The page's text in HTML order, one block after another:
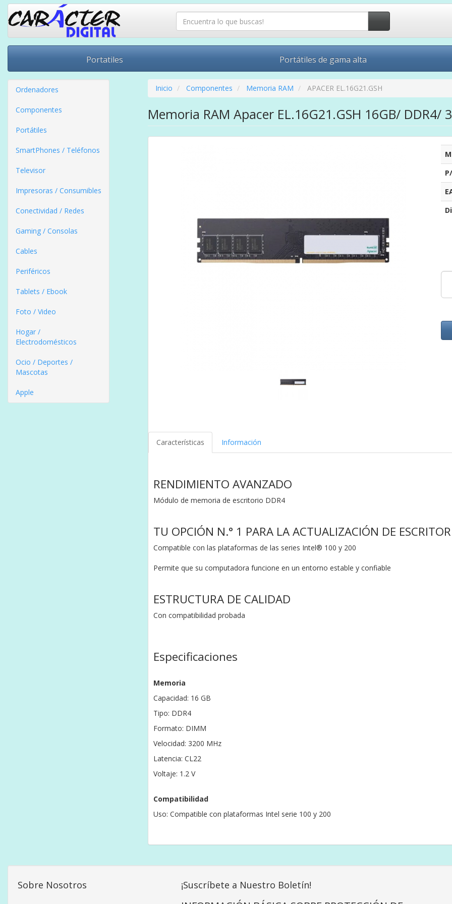
Portatiles Portátiles de gama alta
Ordenadores
Componentes
Portátiles
SmartPhones / Teléfonos
Televisor
Impresoras / Consumibles
Conectividad / Redes
Gaming / Consolas
Cables
Periféricos
Tablets / Ebook
Foto / Video
Hogar /
Electrodomésticos
Ocio / Deportes /
Mascotas
Apple
Inicio Componentes Memoria RAM APACER EL.16G21.GSH
Memoria RAM Apacer EL.16G21.GSH 16GB/ DDR4/
Características Información
RENDIMIENTO AVANZADO
Módulo de memoria de escritorio DDR4
TU OPCIÓN N.° 1 PARA LA ACTUALIZACIÓN DE
Compatible con las plataformas de las series Intel® 100 y 200
Permite que su computadora funcione en un entorno estable y confiable
ESTRUCTURA DE CALIDAD
Con compatibilidad probada
Especificaciones
Memoria
Capacidad: 16 GB
Tipo: DDR4
Formato: DIMM
Velocidad: 3200 MHz
Latencia: CL22
Voltaje: 1.2 V
Compatibilidad
Uso: Compatible con plataformas Intel serie 100 y 200
Sobre Nosotros ¡Suscríbete a Nuestro Boletín!